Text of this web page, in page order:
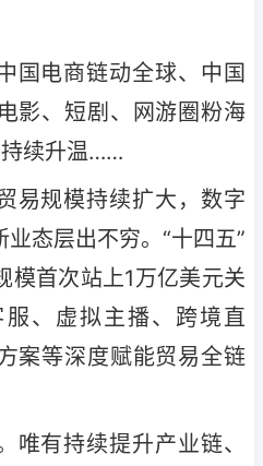
国电商链动全球、中国
影、短剧、网游圈粉海
持续升温……
易规模持续扩大，数字
态层出不穷。“十四五”
模首次站上1万亿美元关
、虚拟主播、跨境直
案等深度赋能贸易全链
唯有持续提升产业链、